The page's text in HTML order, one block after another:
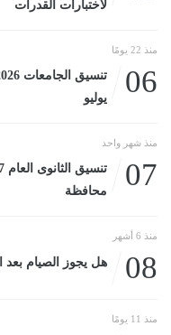
لاختبارات القدرات
منذ 22 يومًا
06
يوليو
منذ شهر واحد
07
محافظة
منذ 6 أشهر
08 هل يجوز الصيام
منذ 11 يومًا